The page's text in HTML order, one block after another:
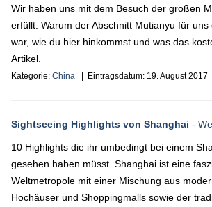
Wir haben uns mit dem Besuch der großen
erfüllt. Warum der Abschnitt Mutianyu für uns
war, wie du hier hinkommst und was das
Artikel.
Kategorie: China | Eintragsdatum: 19. August 2017
Sightseeing Highlights von Shanghai -
10 Highlights die ihr umbedingt bei einem
gesehen haben müsst. Shanghai ist eine
Weltmetropole mit einer Mischung aus
Hochäuser und Shoppingmalls sowie der